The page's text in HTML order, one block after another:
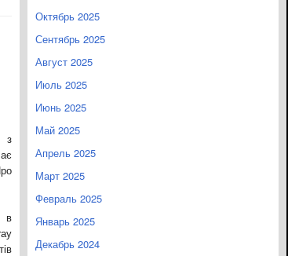
з
в
Октябрь 2025
Сентябрь 2025
Август 2025
Июль 2025
Июнь 2025
Май 2025
Апрель 2025
Март 2025
Февраль 2025
Январь 2025
Декабрь 2024